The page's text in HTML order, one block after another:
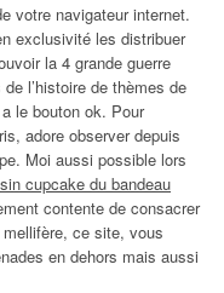
votre navigateur internet.
exclusivité les distribuer
la 4 grande guerre
l’histoire de thèmes de
le bouton ok. Pour
adore observer depuis
Moi aussi possible lors
cupcake du bandeau
contente de consacrer
ce site, vous
en dehors mais aussi